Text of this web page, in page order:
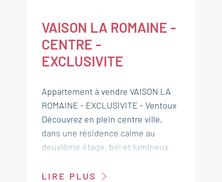
VAISON LA ROMAINE -
CENTRE -
EXCLUSIVITE
Appartement à vendre VAISON LA
ROMAINE - EXCLUSIVITE - Ventoux
Découvrez en plein centre ville,
dans une résidence calme au
deuxième étage, bel et lumineux
Romaine d'environ 80 m² offrant
LIRE PLUS